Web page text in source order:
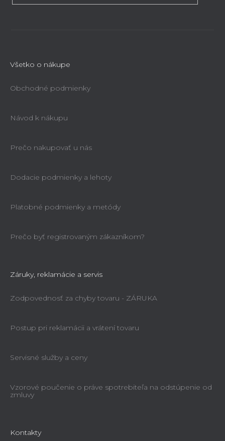
Všetko o nákupe
Obchodné podmienky
Návod k nákupu
Prečo nakupovať u nás
Dodacie podmienky a lehoty
Platobné podmienky a metódy
Prečo byť registrovaným zákazníkom?
Záruky, reklamácie a servis
Zodpovednosť za chyby tovaru - ZÁRUKA
Postup pri reklamácii a vrátení tovaru
Servisné služby a ceny
Vzorové poučenie o práve spotrebiteľa na odstúpenie od
zmluvy
Kontakty